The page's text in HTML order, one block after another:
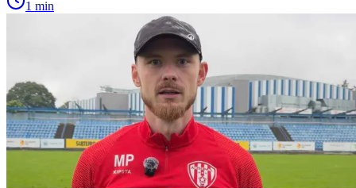
1 min